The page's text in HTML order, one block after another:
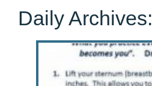
Daily Archives: